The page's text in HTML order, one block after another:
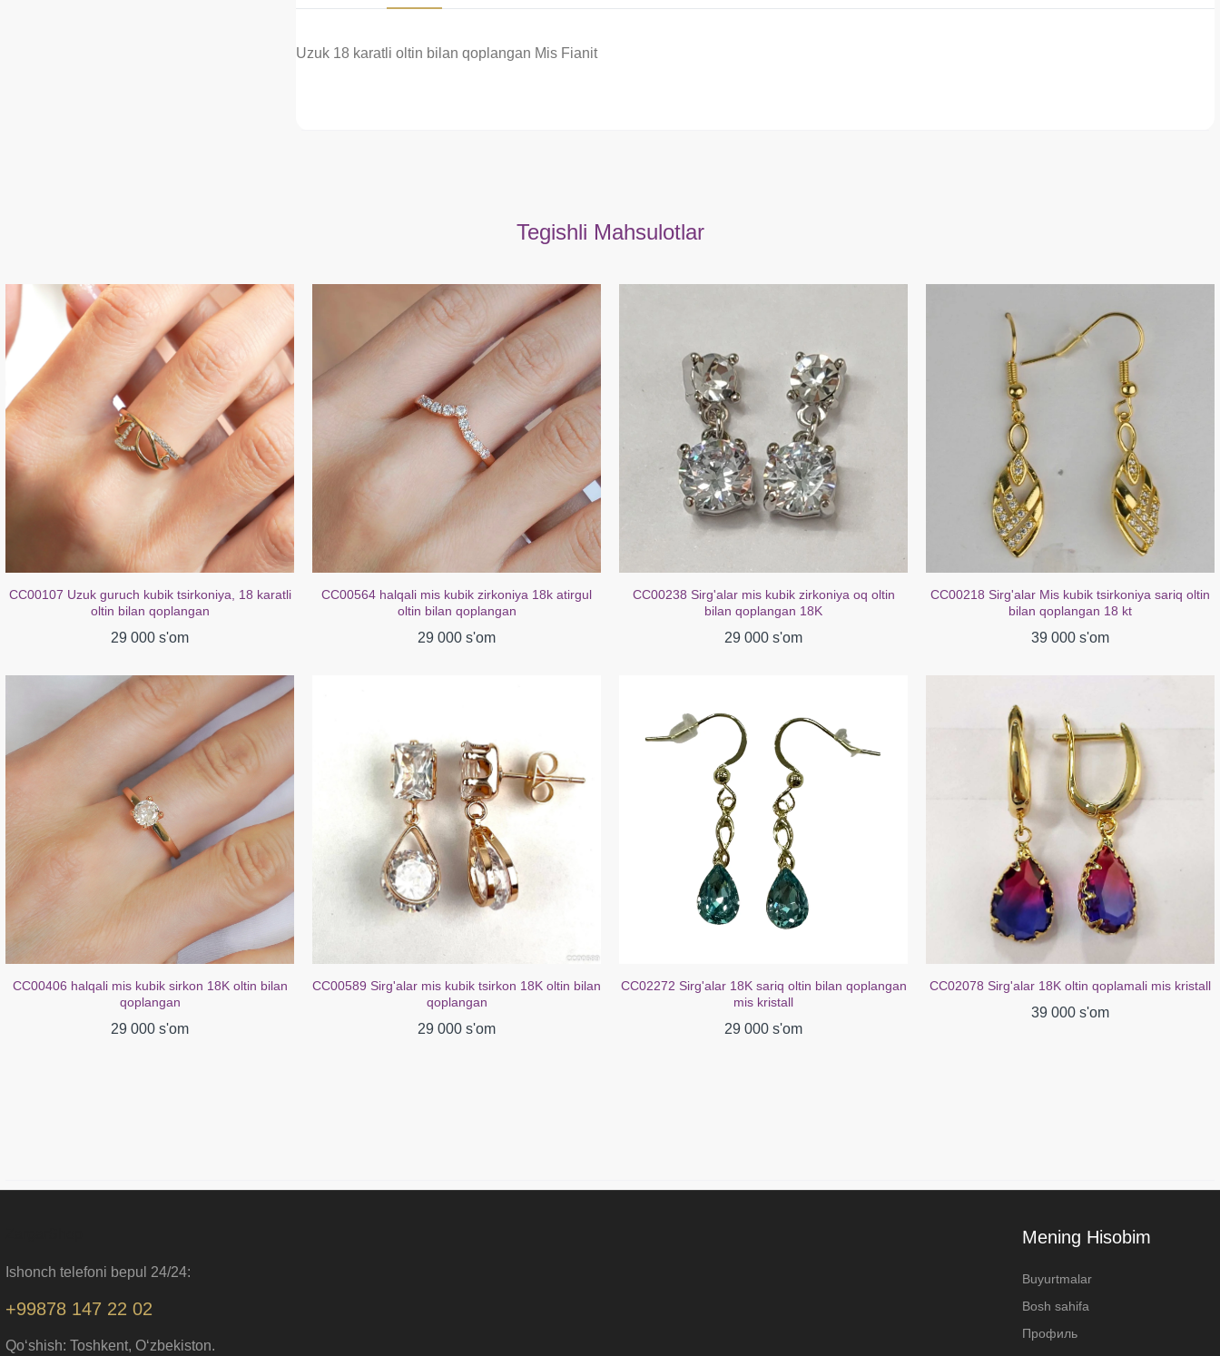
Uzuk 18 karatli oltin bilan qoplangan Mis Fianit
Tegishli Mahsulotlar
CC00107 Uzuk guruch kubik tsirkoniya, 18 karatli
oltin bilan qoplangan
29 000 s'om
CC00406 halqali mis kubik sirkon 18K oltin bilan
qoplangan
29 000 s'om
CC00564 halqali mis kubik zirkoniya 18k atirgul
oltin bilan qoplangan
29 000 s'om
CC00589 Sirg'alar mis kubik tsirkon 18K oltin bilan
qoplangan
29 000 s'om
CC00238 Sirg'alar mis kubik zirkoniya oq oltin
bilan qoplangan 18K
29 000 s'om
CC02272 Sirg'alar 18K sariq oltin bilan qoplangan
mis kristall
29 000 s'om
CC00218 Sirg'alar Mis kubik tsirkoniya sariq oltin
bilan qoplangan 18 kt
39 000 s'om
CC02078 Sirg'alar 18K oltin qoplamali mis kristall
39 000 s'om
Ishonch telefoni bepul 24/24:
+99878 147 22 02
Qo‘shish: Toshkent, O‘zbekiston.
Mening Hisobim
Buyurtmalar
Bosh sahifa
Профиль